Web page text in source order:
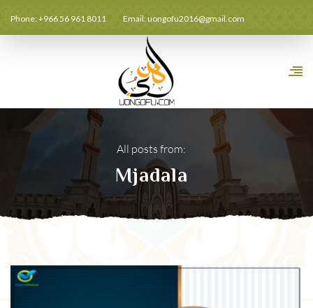
Phone: +966 56 961 8011 Email:uongofu2016@gmail.com
All posts from:
Mjadala